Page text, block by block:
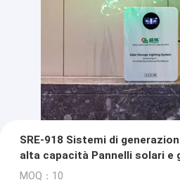
SRE-918 Sistemi di
alta capacità Pannelli solari e
MOQ：10